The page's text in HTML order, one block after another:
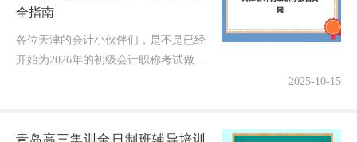
全指南
各位天津的会计小伙伴们，是不是已经
开始为2026年的初级会计职称考试做准
2025-10-15
青岛高三集训全日制班辅导培训